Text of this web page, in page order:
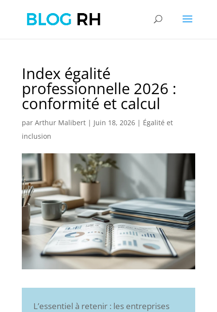
Index égalité
professionnelle 2026 :
conformité et calcul
par Arthur Malibert| Juin 18, 2026| Égalité et
inclusion
L’essentiel à retenir : les entreprises